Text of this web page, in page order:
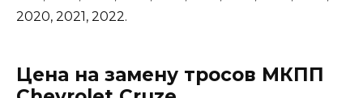
2020, 2021, 2022.
Цена на замену тросов МКПП